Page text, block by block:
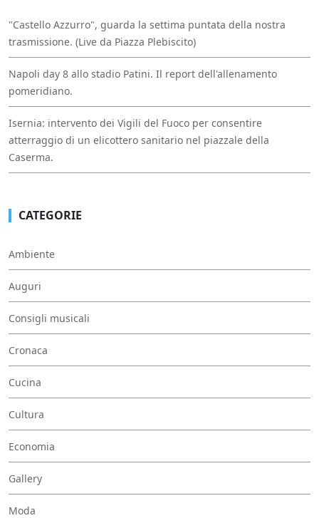
"Castello Azzurro", guarda la settima puntata della nostra
trasmissione. (Live da Piazza Plebiscito)
Napoli day 8 allo stadio Patini. Il report dell'allenamento
pomeridiano.
Isernia: intervento dei Vigili del Fuoco per consentire
atterraggio di un elicottero sanitario nel piazzale della
Caserma.
CATEGORIE
Ambiente
Auguri
Consigli musicali
Cronaca
Cucina
Cultura
Economia
Gallery
Moda